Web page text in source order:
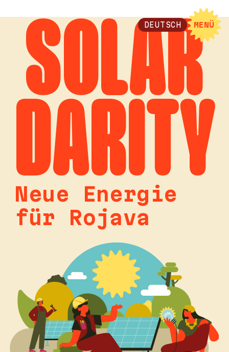
DEUTSCH MENÜ
SOLAR
DARITY
Neue Energie
für Rojava